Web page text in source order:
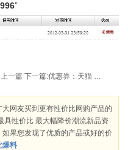
”
上一篇 下一篇:
网友买到更有性价比网购产品的
具性价比 最大幅降价潮流新品资
果您发现了优质的产品或好的价
爆料